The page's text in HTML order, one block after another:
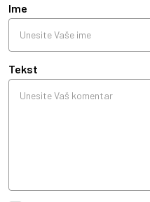
Ime
Tekst